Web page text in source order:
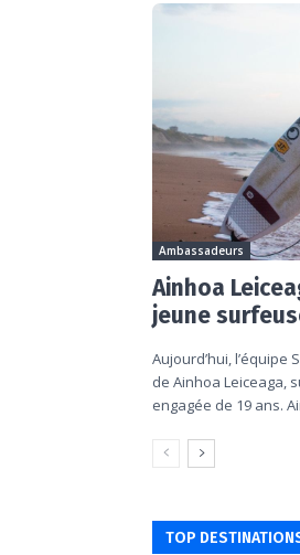
Ambassadeurs
Ainhoa
jeune
Aujourd’hui,
de Ainhoa Leiceaga,
engagée de 19 ans.
TOP